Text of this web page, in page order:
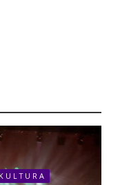
K U L T U R A